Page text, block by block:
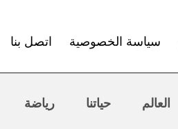
سياسة الخصوصية اتصل بنا
العالم حياتنا رياضة